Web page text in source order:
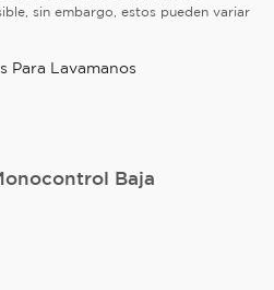
sin embargo, estos pueden variar
Para Lavamanos
Baja